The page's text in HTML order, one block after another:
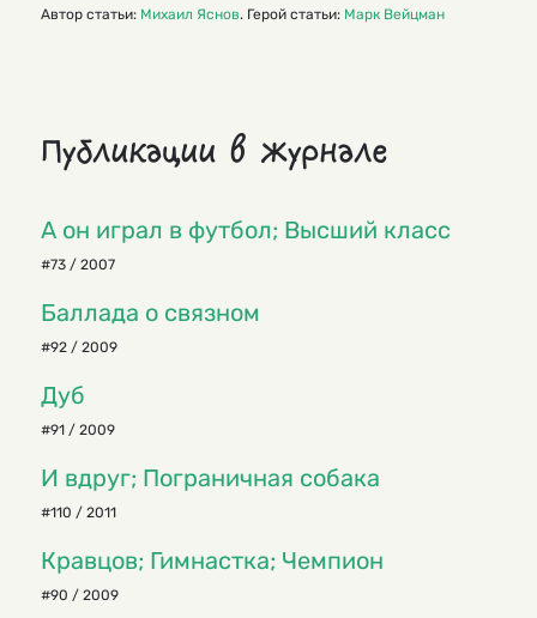
Автор статьи: Михаил Яснов. Герой статьи: Марк Вейцман
Публикации в журнале
А он играл в футбол; Высший класс
#73 / 2007
Баллада о связном
#92 / 2009
Дуб
#91 / 2009
И вдруг; Пограничная собака
#110 / 2011
Кравцов; Гимнастка; Чемпион
#90 / 2009